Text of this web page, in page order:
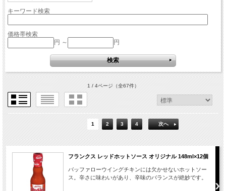
キーワード検索
価格帯検索
円 ～
円
1 / 4ページ（全67件）
1 2 3 4 次へ
フランクス レッドホットソース オリジナル 148ml×12個
バッファローウイングチキンには欠かせないホットソー
ス。辛さに味わいがあり、辛味のバランスが絶妙です。